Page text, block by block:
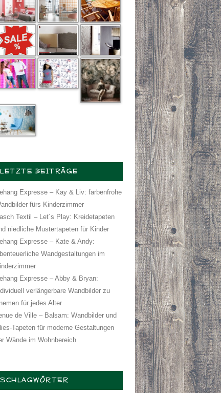
LETZTE BEITRÄGE
Expresse – Kay & Liv: farbenfrohe
fürs Kinderzimmer
Textil – Let´s Play: Kreidetapeten
niedliche Mustertapeten für Kinder
Expresse – Kate & Andy:
Wandgestaltungen im
Expresse – Abby & Bryan:
verlängerbare Wandbilder zu
für jedes Alter
de Ville – Balsam: Wandbilder und
Tapeten für moderne Gestaltungen
Wände im Wohnbereich
SCHLAGWÖRTER